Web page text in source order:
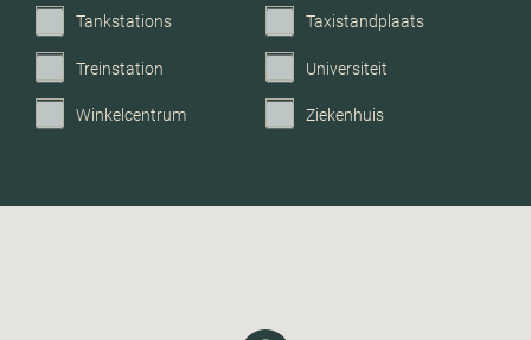
Tankstations Taxistandplaats
Treinstation Universiteit
Winkelcentrum Ziekenhuis